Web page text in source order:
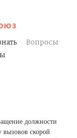
Вопросы
должности
скорой